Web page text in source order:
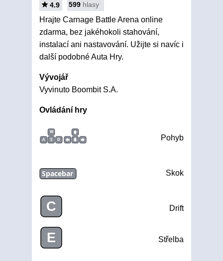
4.9 599 hlasy
Hrajte Carnage Battle Arena online
zdarma, bez jakéhokoli stahování,
instalací ani nastavování. Užijte si navíc i
další podobné Auta Hry.
Vývojář
Vyvinuto Boombit S.A.
Ovládání hry
W
A
S D Pohyb
Spacebar Skok
C Drift
E Střelba